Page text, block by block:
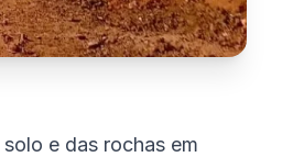
e das rochas em